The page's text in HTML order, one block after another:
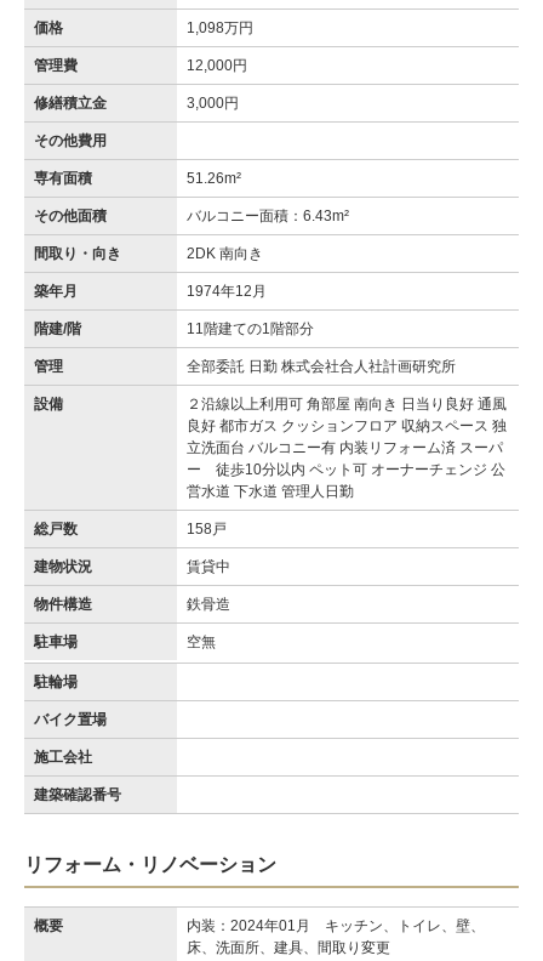
価格 1,098万円
管理費 12,000円
修繕積立金 3,000円
その他費用
専有面積 51.26m²
その他面積 バルコニー面積：6.43m²
間取り・向き 2DK 南向き
築年月 1974年12月
階建/階 11階建ての1階部分
管理 全部委託 日勤 株式会社合人社計画研究所
設備
２沿線以上利用可 角部屋 南向き 日当り良好 通風
良好 都市ガス クッションフロア 収納スペース 独
立洗面台 バルコニー有 内装リフォーム済 スーパ
ー 徒歩10分以内 ペット可 オーナーチェンジ 公
営水道 下水道 管理人日勤
総戸数 158戸
建物状況 賃貸中
物件構造 鉄骨造
駐車場 空無
駐輪場
バイク置場
施工会社
建築確認番号
リフォーム・リノベーション
概要
内装：2024年01月 キッチン、トイレ、壁、
床、洗面所、建具、間取り変更